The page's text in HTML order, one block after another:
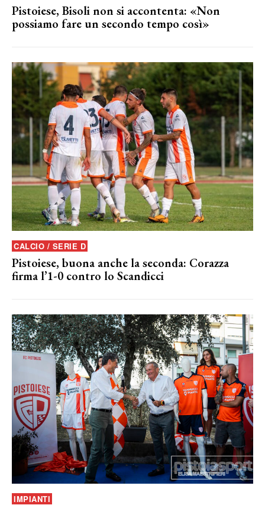
Pistoiese, Bisoli non si accontenta: «Non
possiamo fare un secondo tempo così»
CALCIO / SERIE D
Pistoiese, buona anche la seconda: Corazza
firma l’1-0 contro lo Scandicci
IMPIANTI